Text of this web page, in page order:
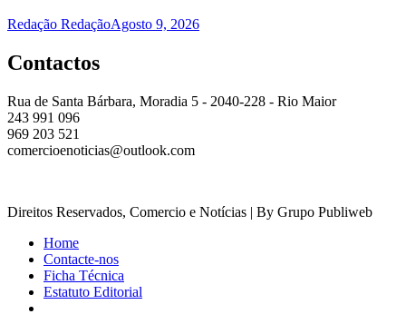
Redação RedaçãoAgosto 9, 2026
Contactos
Rua de Santa Bárbara, Moradia 5 - 2040-228 - Rio Maior
243 991 096
969 203 521
comercioenoticias@outlook.com
Direitos Reservados, Comercio e Notícias | By Grupo Publiweb
Home
Contacte-nos
Ficha Técnica
Estatuto Editorial